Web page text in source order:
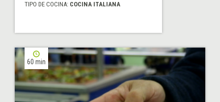
TIPO DE COCINA: COCINA ITALIANA
60 min